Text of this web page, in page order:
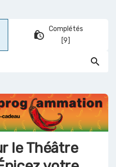
lock_clock
Complétés
[9]
search
le Théâtre